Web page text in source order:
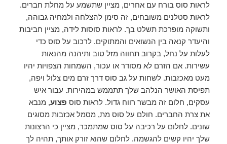
לראות סוס בורח עם אחרים, מציין שתשמע על מחלת חברים.
לראות סטלנים משובחים, זה סימן להצלחה ולמחיה גבוהה,
ותשוקה מופרכת תשלט בך. לראות סוסות לידה, מציין חביבות
והיעדר קנאה בין הנשואים והמתוקים. לרכוב על סוס כדי
לעלות על נחל, בקרוב תחווה מזל טוב ותיהנה מהנאות
עשירות. אם הזרם לא מסודר או עכור, השמחות הצפויות יהיו
מעט מאכזבות. לשחות על גב סוס דרך זרם מים צלול ויפה,
תפיסת האושר הנלהב שלך תתממש במהירות. עבור איש
עסקים, חלום זה מבשר רווח גדול. לראות סוס פצוע, מנבא
את צרת החברים. חולם על סוס מת, מסמל אכזבות מסוגים
שונים. לחלום על רכיבה על סוס שמתמכר, מציין כי הרצונות
שלך יהיו קשים להגשמה. לחלום שהוא זורק אותך, תהיה לך